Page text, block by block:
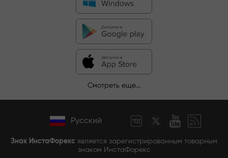
Смотреть еще...
Русский
Знак ИнстаФорекс является зарегистрированным товарным
знаком ИнстаФорекс